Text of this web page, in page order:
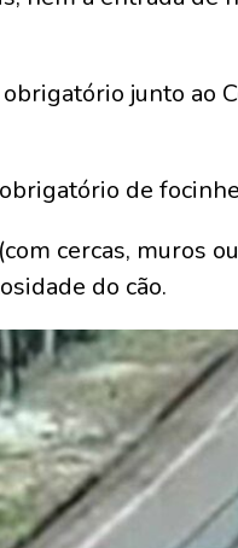
junto ao
de
cercas, muros
do cão.